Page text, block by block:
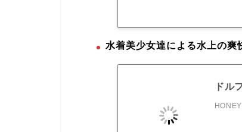
水着美少女達による水上の爽
ドル